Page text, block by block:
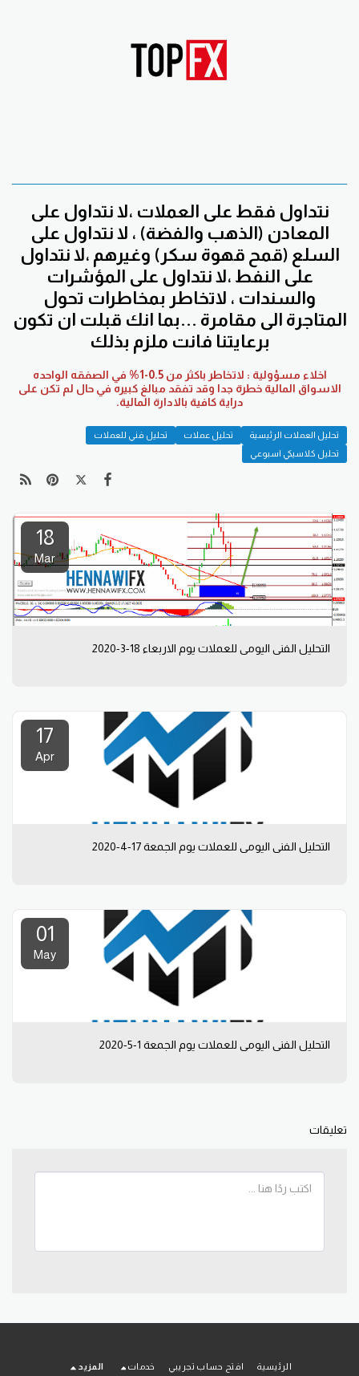
نتداول فقط على العملات ،لا نتداول على
المعادن (الذهب والفضة) ، لا نتداول على
السلع (قمح قهوة سكر) وغيرهم ،لا نتداول
على النفط ،لا نتداول على المؤشرات
والسندات ، لاتخاطر بمخاطرات تحول
المتاجرة الى مقامرة ...بما انك قبلت ان تكون
برعايتنا فانت ملزم بذلك
اخلاء مسؤولية : لاتخاطر باكثر من 0.5-1% في الصفقه الواحده
الاسواق المالية خطرة جدا وقد تفقد مبالغ كبيره في حال لم تكن على
دراية كافية بالادارة المالية.
تحليل العملات الرئيسية تحليل عملات
تحليل فني للعملات
تحليل كلاسيكي اسبوعي
18
Mar
التحليل الفني اليومي للعملات يوم الاربعاء 18-3-2020
17
Apr
التحليل الفني اليومي للعملات يوم الجمعة 17-4-2020
01
May
التحليل الفني اليومي للعملات يوم الجمعة 1-5-2020
تعليقات
الرئيسية افتح حساب تجريبي خدمات المزيد